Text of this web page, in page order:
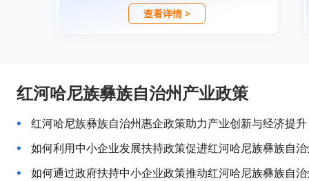
查看详情 >
红河哈尼族彝族自治州产业政策
红河哈尼族彝族自治州惠企政策助力产业创新与经济提升
如何利用中小企业发展扶持政策促进红河哈尼族彝族自
如何通过政府扶持中小企业政策推动红河哈尼族彝族自